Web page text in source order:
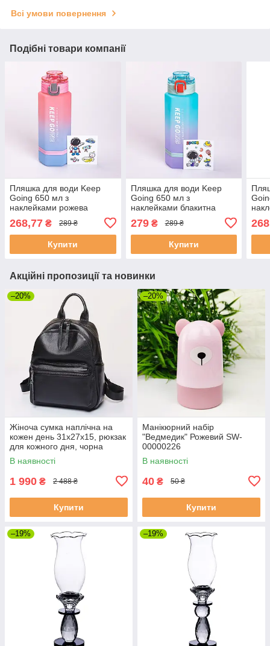
Всі умови повернення
Подібні товари компанії
Пляшка для води Keep
Going 650 мл з
наклейками рожева
268,77 ₴ 289 ₴
Купити
Пляшка для води Keep
Going 650 мл з
наклейками блакитна
279₴ 289 ₴
Купити
Акційні пропозиції та новинки
–20%
Жіноча сумка наплічна на
кожен день 31х27х15, рюкзак
для кожного дня, чорна
В наявності
1 990 ₴ 2 488 ₴
Купити
–20%
Манікюрний набір
"Ведмедик" Рожевий SW-
00000226
В наявності
40 ₴ 50 ₴
Купити
–19% –19%